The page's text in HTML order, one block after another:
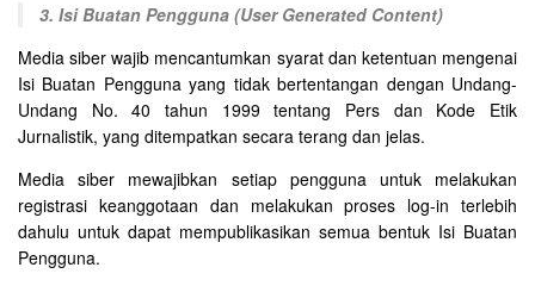
3. Isi Buatan Pengguna (User Generated Content)
Media siber wajib mencantumkan syarat dan ketentuan mengenai
Isi Buatan Pengguna yang tidak bertentangan dengan Undang-
Undang No. 40 tahun 1999 tentang Pers dan Kode Etik
Jurnalistik, yang ditempatkan secara terang dan jelas.
Media siber mewajibkan setiap pengguna untuk melakukan
registrasi keanggotaan dan melakukan proses log-in terlebih
dahulu untuk dapat mempublikasikan semua bentuk Isi Buatan
Pengguna.